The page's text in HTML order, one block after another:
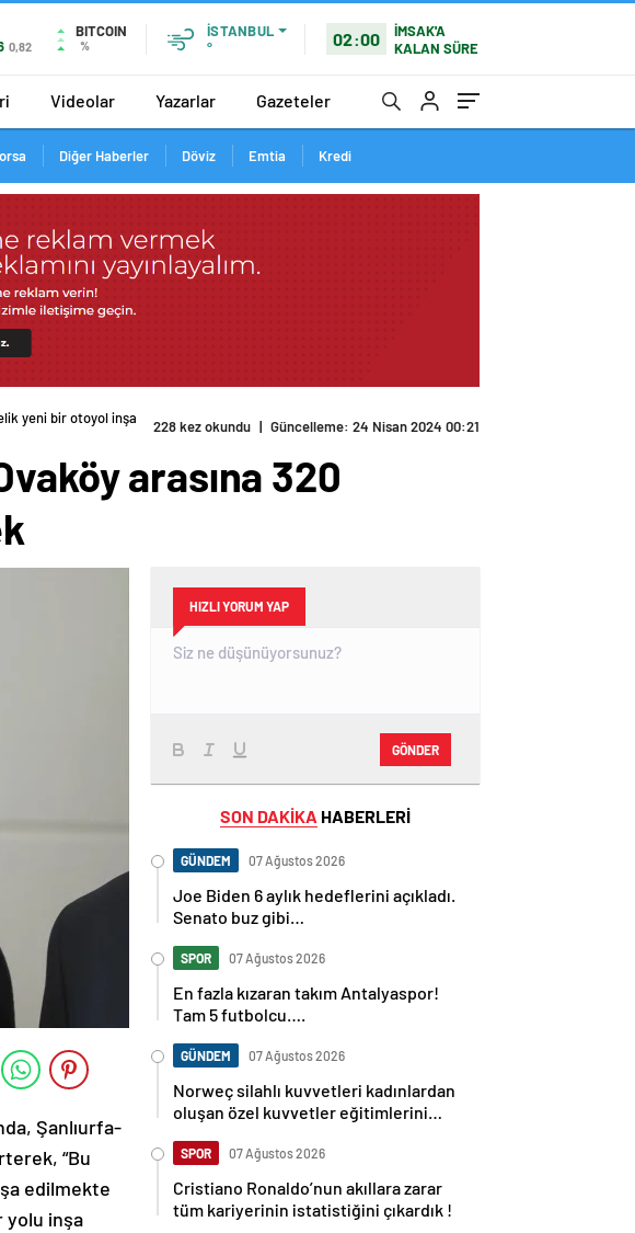
0,82
BITCOIN
%
İSTANBUL
°
02:00
İMSAK'A
KALAN SÜRE
Videolar Yazarlar Gazeteler
Diğer Haberler Döviz Emtia Kredi
yeni bir otoyol inşa
228 kez okundu | Güncelleme: 24 Nisan 2024 00:21
arasına 320
Şanlıurfa-
“Bu
edilmekte
yolu inşa
HIZLI YORUM YAP
GÖNDER
SON DAKİKA HABERLERİ
GÜNDEM 07 Ağustos 2026
Joe Biden 6 aylık hedeflerini açıkladı.
Senato buz gibi…
SPOR 07 Ağustos 2026
En fazla kızaran takım Antalyaspor!
Tam 5 futbolcu….
GÜNDEM 07 Ağustos 2026
Norweç silahlı kuvvetleri kadınlardan
oluşan özel kuvvetler eğitimlerini
SPOR 07 Ağustos 2026
Cristiano Ronaldo’nun akıllara zarar
tüm kariyerinin istatistiğini çıkardık !